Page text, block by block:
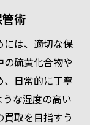
極意
ミングと戦
前の準備
術
には、適切な保
硫黄化合物や
日常的に丁寧
な湿度の高い
取を目指すう